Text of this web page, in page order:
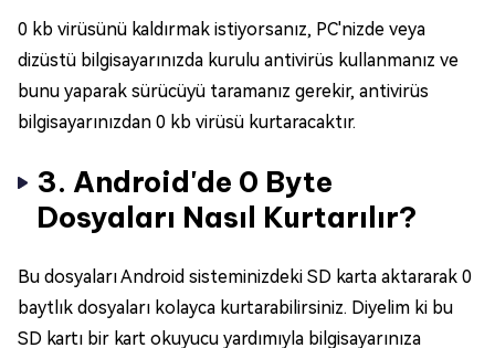
0 kb virüsünü kaldırmak istiyorsanız, PC'nizde veya
dizüstü bilgisayarınızda kurulu antivirüs kullanmanız ve
bunu yaparak sürücüyü taramanız gerekir, antivirüs
bilgisayarınızdan 0 kb virüsü kurtaracaktır.
3. Android'de 0 Byte
Dosyaları Nasıl Kurtarılır?
Bu dosyaları Android sisteminizdeki SD karta aktararak 0
baytlık dosyaları kolayca kurtarabilirsiniz. Diyelim ki bu
SD kartı bir kart okuyucu yardımıyla bilgisayarınıza